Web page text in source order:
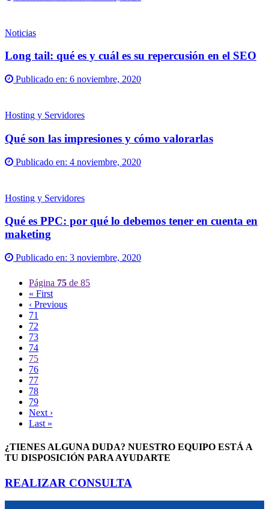
Noticias
Long tail: qué es y cuál es su repercusión en el SEO
Publicado en: 6 noviembre, 2020
Hosting y Servidores
Qué son las impresiones y cómo valorarlas
Publicado en: 4 noviembre, 2020
Hosting y Servidores
Qué es PPC: por qué lo debemos tener en cuenta en
maketing
Publicado en: 3 noviembre, 2020
Página 75 de 85
« First
‹ Previous
71
72
73
74
75
76
77
78
79
Next ›
Last »
¿TIENES ALGUNA DUDA? NUESTRO EQUIPO ESTÁ A
TU DISPOSICIÓN PARA AYUDARTE
REALIZAR CONSULTA